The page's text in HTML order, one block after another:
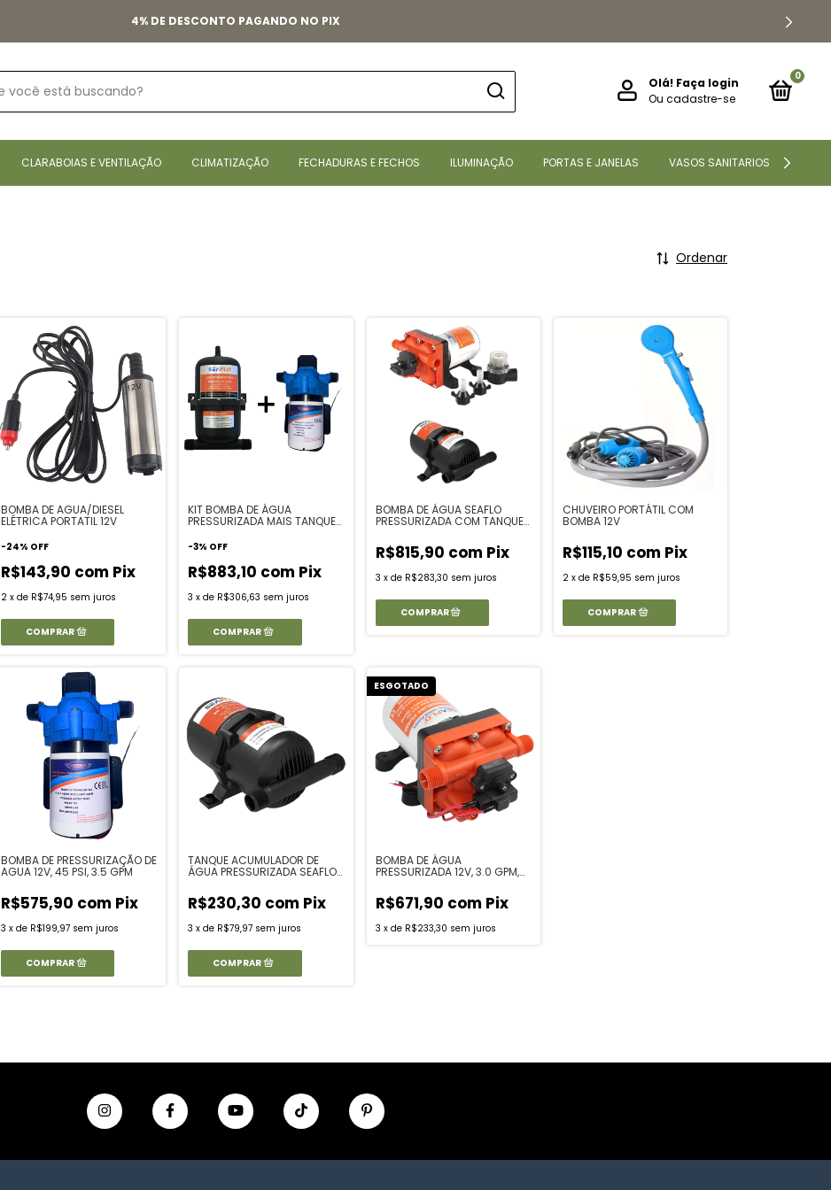
4% DE DESCONTO PAGANDO NO PIX
Olá! Faça login
Ou cadastre-se
0
CLARABOIAS E VENTILAÇÃO CLIMATIZAÇÃO FECHADURAS E FECHOS ILUMINAÇÃO PORTAS E JANELAS VASOS SANITARIOS
Ordenar
BOMBA DE AGUA/DIESEL
ELÉTRICA PORTATIL 12V
-24% OFF
R$143,90 com Pix
2 x de R$74,95 sem juros
KIT BOMBA DE ÁGUA
PRESSURIZADA MAIS TANQUE
-3% OFF
R$883,10 com Pix
3 xde R$306,63 sem juros
BOMBA DE ÁGUA SEAFLO
PRESSURIZADA COM TANQUE
R$815,90 com Pix
3 x de R$283,30 sem juros
CHUVEIRO PORTÁTIL COM
BOMBA 12V
R$115,10 com Pix
2 x de R$59,95 sem juros
BOMBA DE PRESSURIZAÇÃO DE
AGUA 12V, 45 PSI, 3.5 GPM
R$575,90 com Pix
3 x de R$199,97 sem juros
TANQUE ACUMULADOR DE
ÁGUA PRESSURIZADA SEAFLO
R$230,30 com Pix
3 xde R$79,97 sem juros
ESGOTADO
BOMBA DE ÁGUA
PRESSURIZADA 12V, 3.0 GPM,
R$671,90 com Pix
3 x de R$233,30 sem juros